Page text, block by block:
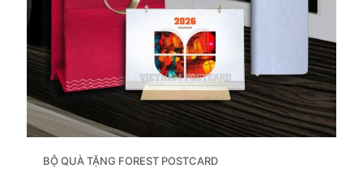
BỘ QUÀ TẶNG FOREST POSTCARD